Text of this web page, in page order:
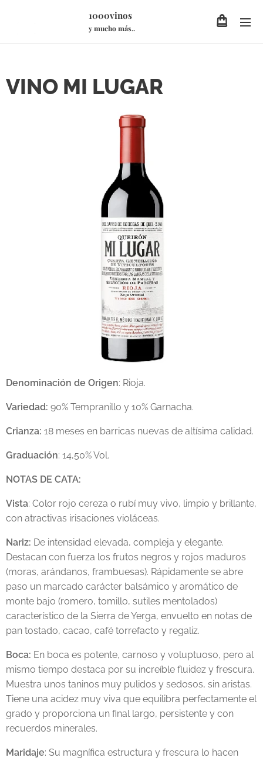
1000vinos
y mucho más..
VINO MI LUGAR
Denominación de Origen: Rioja.
Variedad: 90% Tempranillo y 10% Garnacha.
Crianza: 18 meses en barricas nuevas de altísima calidad.
Graduación: 14,50% Vol.
NOTAS DE CATA:
Vista: Color rojo cereza o rubí muy vivo, limpio y brillante,
con atractivas irisaciones violáceas.
Nariz: De intensidad elevada, compleja y elegante.
Destacan con fuerza los frutos negros y rojos maduros
(moras, arándanos, frambuesas). Rápidamente se abre
paso un marcado carácter balsámico y aromático de
monte bajo (romero, tomillo, sutiles mentolados)
característico de la Sierra de Yerga, envuelto en notas de
pan tostado, cacao, café torrefacto y regaliz.
Boca: En boca es potente, carnoso y voluptuoso, pero al
mismo tiempo destaca por su increíble fluidez y frescura.
Muestra unos taninos muy pulidos y sedosos, sin aristas.
Tiene una acidez muy viva que equilibra perfectamente el
grado y proporciona un final largo, persistente y con
recuerdos minerales.
Maridaje: Su magnífica estructura y frescura lo hacen